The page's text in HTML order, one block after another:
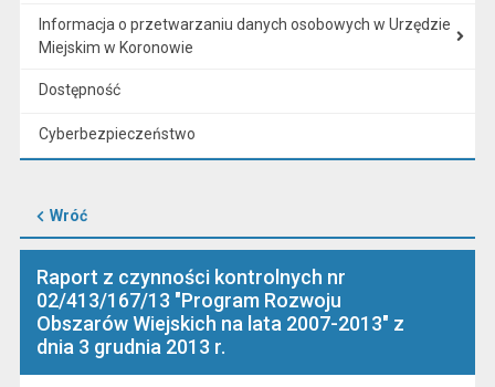
Informacja o przetwarzaniu danych osobowych w Urzędzie
Miejskim w Koronowie
Dostępność
Cyberbezpieczeństwo
Wróć
Raport z czynności kontrolnych nr
02/413/167/13 "Program Rozwoju
Obszarów Wiejskich na lata 2007-2013" z
dnia 3 grudnia 2013 r.